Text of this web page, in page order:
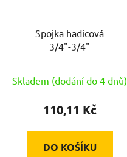
Spojka hadicová
3/4"-3/4"
Skladem (dodání do 4 dnů)
110,11 Kč
DO KOŠÍKU